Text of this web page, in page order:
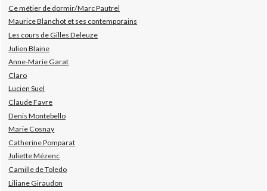
Ce métier de dormir/Marc Pautrel
Maurice Blanchot et ses contemporains
Les cours de Gilles Deleuze
Julien Blaine
Anne-Marie Garat
Claro
Lucien Suel
Claude Favre
Denis Montebello
Marie Cosnay
Catherine Pomparat
Juliette Mézenc
Camille de Toledo
Liliane Giraudon